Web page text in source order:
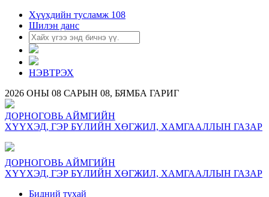
Хүүхдийн тусламж 108
Шилэн данс
НЭВТРЭХ
2026 ОНЫ 08 САРЫН 08, БЯМБА ГАРИГ
ДОРНОГОВЬ АЙМГИЙН
ХҮҮХЭД, ГЭР БҮЛИЙН ХӨГЖИЛ, ХАМГААЛЛЫН ГАЗАР
ДОРНОГОВЬ АЙМГИЙН
ХҮҮХЭД, ГЭР БҮЛИЙН ХӨГЖИЛ, ХАМГААЛЛЫН ГАЗАР
Бидний тухай